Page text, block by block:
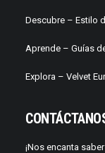
Descubre – Estilo
Aprende – Guías
Explora – Velvet
¡Nos encanta